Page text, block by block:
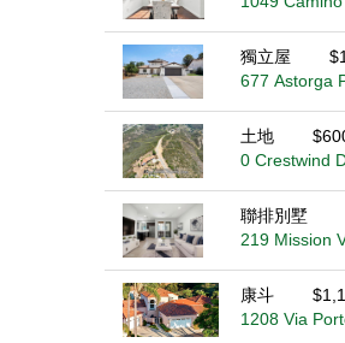
獨立屋
677 Astorga
土地
0 Crestwind
聯排別墅
219 Mission
康斗
1208 Via